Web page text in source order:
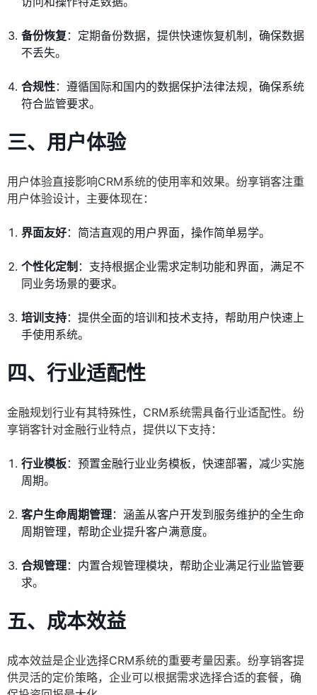
备份恢复 ：定期备份数据，提供快速恢复机制，确保数据
不丢失。
合规性：遵循国际和国内的数据保护法律法规，确保系统
符合监管要求。
三、用户体验
用户体验直接影响CRM系统的使用率和效果。纷享销客注重
用户体验设计，主要体现在：
界面友好：简洁直观的用户界面，操作简单易学。
个性化定制 ：支持根据企业需求定制功能和界面，满足不
同业务场景的要求。
培训支持：提供全面的培训和技术支持，帮助用户快速上
手使用系统。
四、行业适配性
金融规划行业有其特殊性，CRM系统需具备行业适配性。纷
享销客针对金融行业特点，提供以下支持：
行业模板：预置金融行业业务模板，快速部署，减少实施
周期。
客户生命周期管理：涵盖从客户开发到服务维护的全生命
周期管理，帮助企业提升客户满意度。
合规管理：内置合规管理模块，帮助企业满足行业监管要
求。
五、成本效益
成本效益是企业选择CRM系统的重要考量因素。纷享销客提
供灵活的定价策略，企业可以根据需求选择合适的套餐，确